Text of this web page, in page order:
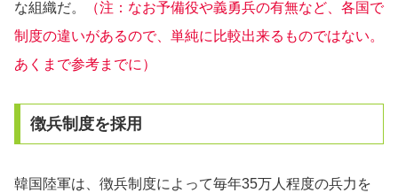
な組織だ。
（注：なお予備役や義勇兵の有無など、各国で
制度の違いがあるので、単純に比較出来るものではない。
あくまで参考までに）
徴兵制度を採用
韓国陸軍は、徴兵制度によって毎年35万人程度の兵力を